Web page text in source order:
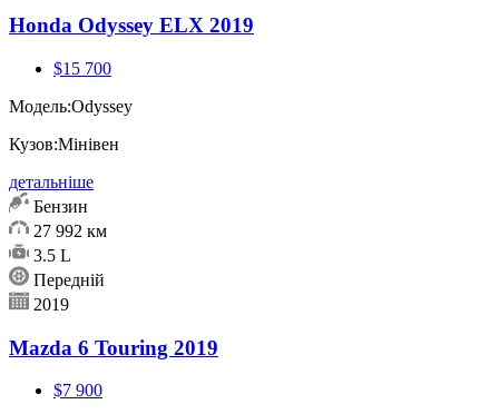
Honda Odyssey ELX 2019
$15 700
Модель:Odyssey
Кузов:Мінівен
детальніше
Бензин
27 992 км
3.5 L
Передній
2019
Mazda 6 Touring 2019
$7 900